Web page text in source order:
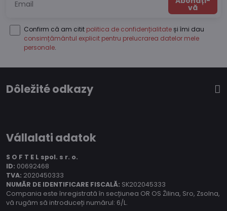
vă
Confirm că am citit politica de confidențialitate și îmi dau
consimțământul explicit pentru prelucrarea datelor mele
personale.
Dôležité odkazy
Vállalati adatok
S O F T E L spol. s r. o.
ID: 00692468
TVA: 2020450333
NUMĂR DE IDENTIFICARE FISCALĂ: SK202045333
Compania este înregistrată în secțiunea OR OS Žilina, Sro, Zsolna,
vă rugăm să introduceți numărul: 6/L.